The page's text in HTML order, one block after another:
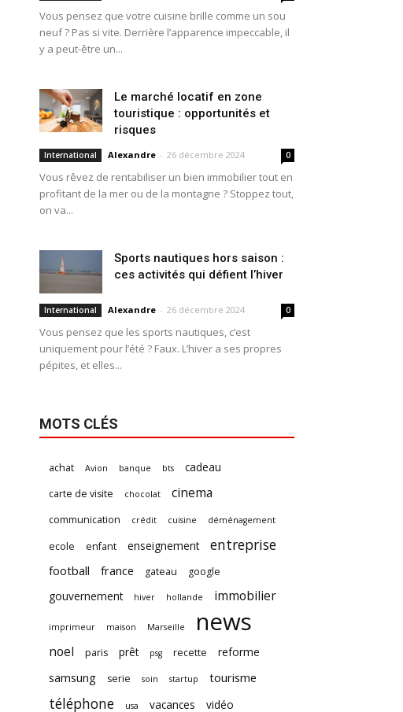
Vous pensez que votre cuisine brille comme un sou
neuf ? Pas si vite. Derrière l’apparence impeccable, il
y a peut-être un...
Le marché locatif en zone
touristique : opportunités et
risques
International Alexandre - 26 décembre 2024 0
Vous rêvez de rentabiliser un bien immobilier tout en
profitant de la mer ou de la montagne ? Stoppez tout,
on va...
Sports nautiques hors saison :
ces activités qui défient l’hiver
International Alexandre - 26 décembre 2024 0
Vous pensez que les sports nautiques, c’est
uniquement pour l’été ? Faux. L’hiver a ses propres
pépites, et elles...
MOTS CLÉS
achat Avion banque bts cadeau
carte de visite chocolat cinema
communication crédit cuisine déménagement
ecole enfant enseignement entreprise
football france gateau google
gouvernement hiver hollande immobilier
imprimeur maison Marseille news
noel paris prêt psg recette reforme
samsung serie soin startup tourisme
téléphone usa vacances vidéo